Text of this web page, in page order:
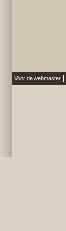
Voor de webmaster